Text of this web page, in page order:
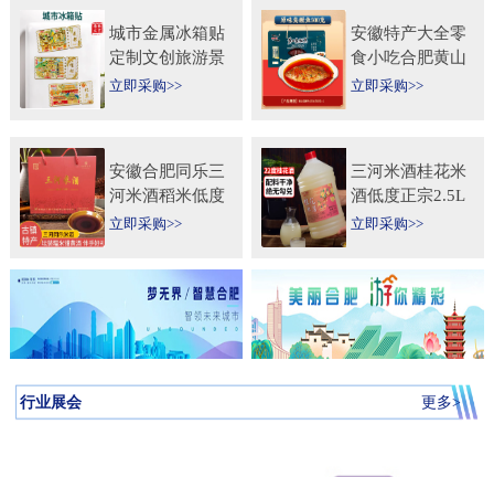
城市金属冰箱贴
定制文创旅游景
区纪念礼品定做
立即采购>>
安徽特产大全零
食小吃合肥黄山
烧饼糕点臭鳜鱼
立即采购>>
安徽合肥同乐三
河米酒稻米低度
甜黄酒坛装
送礼自饮
立即采购>>
三河米酒桂花米
酒低度正宗2.5L
桶纯手工安徽糯
立即采购>>
行业展会 更多>